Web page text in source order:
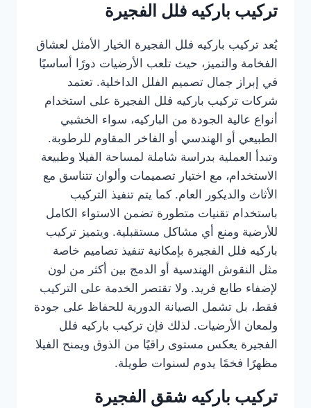
تركيب باركيه فلل الفجيرة
يُعد تركيب باركيه فلل الفجيرة الخيار الأمثل لعشاق
الفخامة والتميز، حيث تلعب الأرضيات دورًا أساسيًا
في إبراز جمال تصميم الفلل الداخلية. تعتمد
شركات تركيب باركيه فلل الفجيرة على استخدام
أنواع عالية الجودة من الباركيه، سواء الخشبي
الطبيعي أو الهندسي أو الفاخر المقاوم للرطوبة.
وتبدأ العملية بدراسة شاملة لمساحة الفيلا وطبيعة
الاستخدام، مع اختيار تصميمات وألوان تتناسق مع
الأثاث والديكور العام. كما يتم تنفيذ التركيب
باستخدام تقنيات متطورة تضمن الاستواء الكامل
للأرضية ومنع أي مشاكل مستقبلية. ويتميز تركيب
باركيه فلل الفجيرة بإمكانية تنفيذ تصاميم خاصة
مثل النقوش الهندسية أو الدمج بين أكثر من لون
لإضفاء طابع فريد. ولا تقتصر الخدمة على التركيب
فقط، بل تشمل الصيانة الدورية للحفاظ على جودة
ولمعان الأرضيات. لذلك فإن تركيب باركيه فلل
الفجيرة يعكس مستوى راقيًا من الذوق ويمنح الفيلا
مظهرًا فخمًا يدوم لسنوات طويلة.
تركيب باركيه شقق الفجيرة